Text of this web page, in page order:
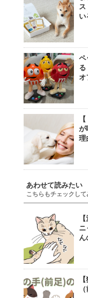
ペ
オ
が
あわせて読みたい
こちらもチェックして